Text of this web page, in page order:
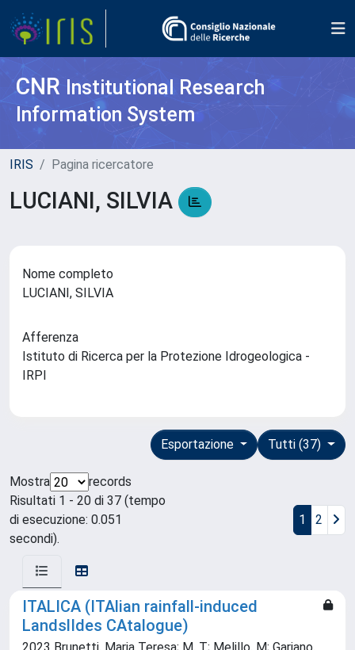
CNR Institutional Research
Information System
IRIS Pagina ricercatore
LUCIANI, SILVIA
Nome completo
LUCIANI, SILVIA
Afferenza
Istituto di Ricerca per la Protezione Idrogeologica -
IRPI
Tutti (37)
Esportazione
Mostra
records
Risultati 1 - 20 di 37 (tempo
di esecuzione: 0.051
secondi).
1 2
ITALICA (ITAlian rainfall-induced
LandslIdes CAtalogue)